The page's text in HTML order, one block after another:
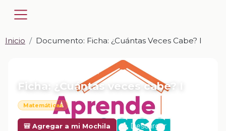
Inicio Documento: Ficha: ¿Cuántas Veces Cabe? I
📎 DOCUMENTO · DOCX
Ficha: ¿Cuántas veces cabe? I
Matemáticas
🎒 Agregar a mi Mochila Descargar